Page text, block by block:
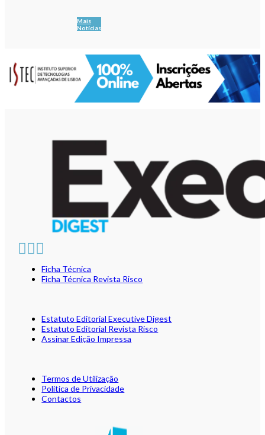
Mais
Notícias
Ficha Técnica
Ficha Técnica Revista Risco
Estatuto Editorial Executive Digest
Estatuto Editorial Revista Risco
Assinar Edição Impressa
Termos de Utilização
Política de Privacidade
Contactos